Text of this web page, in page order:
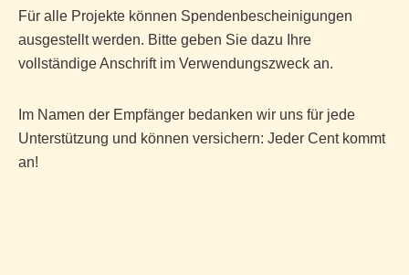
Für alle Projekte können Spendenbescheinigungen
ausgestellt werden. Bitte geben Sie dazu Ihre
vollständige Anschrift im Verwendungszweck an.
Im Namen der Empfänger bedanken wir uns für jede
Unterstützung und können versichern: Jeder Cent kommt
an!